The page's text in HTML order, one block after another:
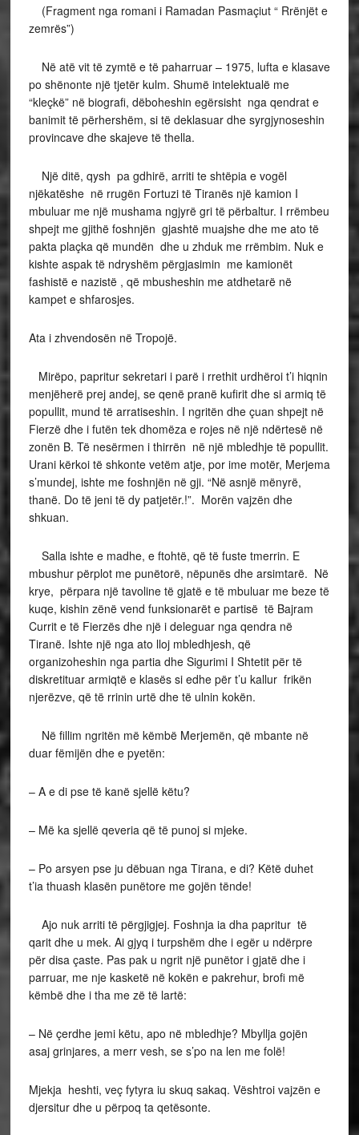
(Fragment nga romani i Ramadan Pasmaçiut “ Rrënjët e
zemrës”)
Në atë vit të zymtë e të paharruar – 1975, lufta e klasave
po shënonte një tjetër kulm. Shumë intelektualë me
“kleçkë” në biografi, dëboheshin egërsisht nga qendrat e
banimit të përhershëm, si të deklasuar dhe syrgjynoseshin
provincave dhe skajeve të thella.
Një ditë, qysh pa gdhirë, arriti te shtëpia e vogël
njëkatëshe në rrugën Fortuzi të Tiranës një kamion I
mbuluar me një mushama ngjyrë gri të përbaltur. I rrëmbeu
shpejt me gjithë foshnjën gjashtë muajshe dhe me ato të
pakta plaçka që mundën dhe u zhduk me rrëmbim. Nuk e
kishte aspak të ndryshëm përgjasimin me kamionët
fashistë e nazistë , që mbusheshin me atdhetarë në
kampet e shfarosjes.
Ata i zhvendosën në Tropojë.
Mirëpo, papritur sekretari i parë i rrethit urdhëroi t’i hiqnin
menjëherë prej andej, se qenë pranë kufirit dhe si armiq të
popullit, mund të arratiseshin. I ngritën dhe çuan shpejt në
Fierzë dhe i futën tek dhomëza e rojes në një ndërtesë në
zonën B. Të nesërmen i thirrën në një mbledhje të popullit.
Urani kërkoi të shkonte vetëm atje, por ime motër, Merjema
s’mundej, ishte me foshnjën në gji. “Në asnjë mënyrë,
thanë. Do të jeni të dy patjetër.!”. Morën vajzën dhe
shkuan.
Salla ishte e madhe, e ftohtë, që të fuste tmerrin. E
mbushur përplot me punëtorë, nëpunës dhe arsimtarë. Në
krye, përpara një tavoline të gjatë e të mbuluar me beze të
kuqe, kishin zënë vend funksionarët e partisë të Bajram
Currit e të Fierzës dhe një i deleguar nga qendra në
Tiranë. Ishte një nga ato lloj mbledhjesh, që
organizoheshin nga partia dhe Sigurimi I Shtetit për të
diskretituar armiqtë e klasës si edhe për t’u kallur frikën
njerëzve, që të rrinin urtë dhe të ulnin kokën.
Në fillim ngritën më këmbë Merjemën, që mbante në
duar fëmijën dhe e pyetën:
– A e di pse të kanë sjellë këtu?
– Më ka sjellë qeveria që të punoj si mjeke.
– Po arsyen pse ju dëbuan nga Tirana, e di? Këtë duhet
t’ia thuash klasën punëtore me gojën tënde!
Ajo nuk arriti të përgjigjej. Foshnja ia dha papritur të
qarit dhe u mek. Ai gjyq i turpshëm dhe i egër u ndërpre
për disa çaste. Pas pak u ngrit një punëtor i gjatë dhe i
parruar, me nje kasketë në kokën e pakrehur, brofi më
këmbë dhe i tha me zë të lartë:
– Në çerdhe jemi këtu, apo në mbledhje? Mbyllja gojën
asaj grinjares, a merr vesh, se s’po na len me folë!
Mjekja heshti, veç fytyra iu skuq sakaq. Vështroi vajzën e
djersitur dhe u përpoq ta qetësonte.